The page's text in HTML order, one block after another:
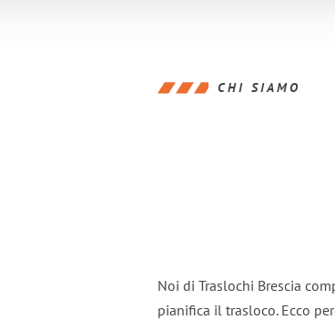
CHI SIAMO
Noi di Traslochi Brescia
pianifica il trasloco. Ecco